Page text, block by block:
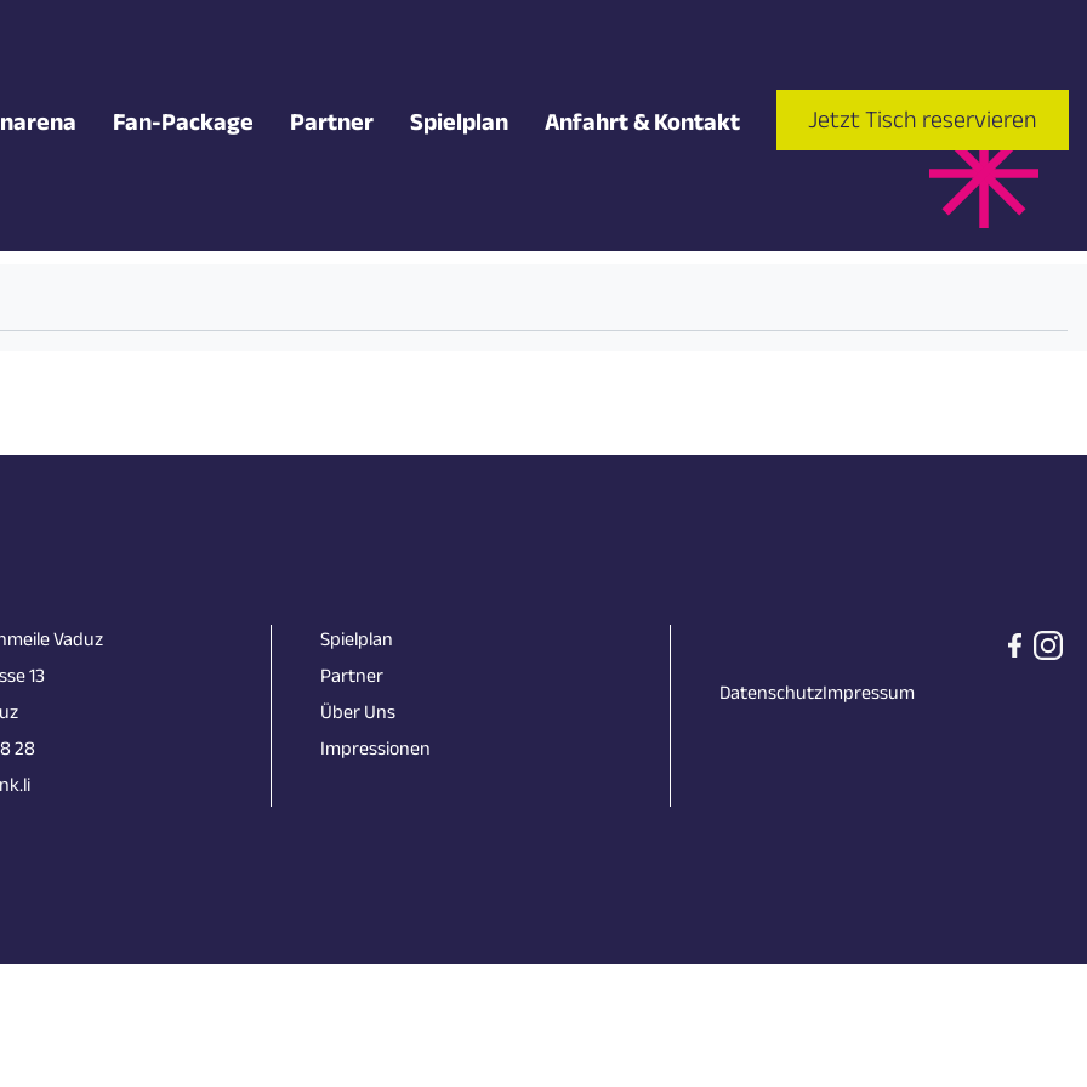
Fan-Package Partner Spielplan Anfahrt & Kontakt Jetzt Tisch reservieren
Vaduz
13
28
Spielplan
Partner
Über Uns
Impressionen
DatenschutzImpressum